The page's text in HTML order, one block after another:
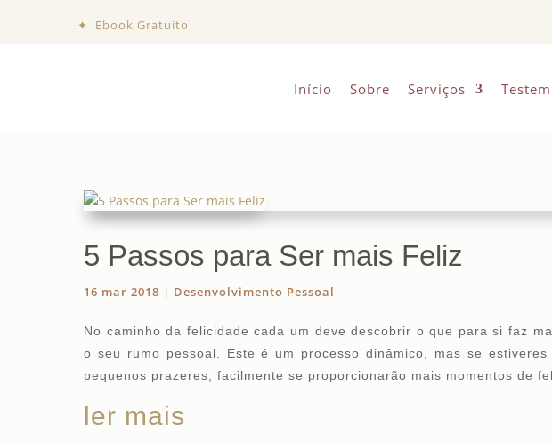
✦ Ebook Gratuito
Início Sobre Serviços
5 Passos para Ser mais Feliz
16 mar 2018 | Desenvolvimento Pessoal
No caminho da felicidade cada um deve descobrir o que para si faz
o seu rumo pessoal. Este é um processo dinâmico, mas se
pequenos prazeres, facilmente se proporcionarão mais momentos de
ler mais